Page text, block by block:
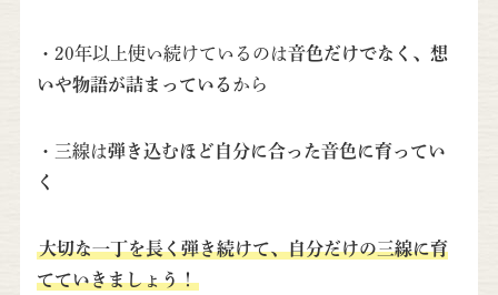
・20年以上使い続けているのは音色だけでなく、想
いや物語が詰まっている から
・三線は弾き込むほど自分に合った音色に育ってい
く
大切な一丁を長く弾き続けて、自分だけの三線に育
てていきましょう！